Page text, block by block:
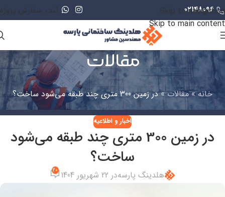
Skip to navigation
Skip to main content
02148096 ثبت سفارش پروژه
مقالات
خانه»مقالات»در زمین 300 متری چند طبقه می‌شود ساخت؟
اخبار و اطلاعیه
در زمین 300 متری چند طبقه می‌شود
ساخت؟
هلدینگ پارسهدر 22 شهریور 1404 20